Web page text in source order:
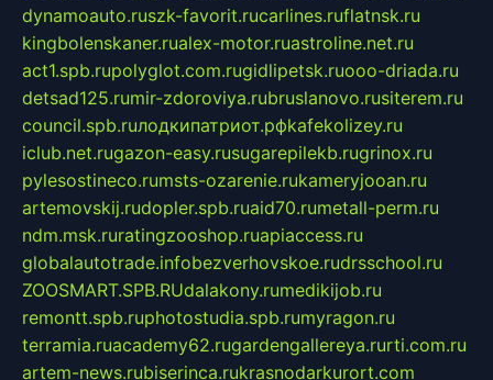
dynamoauto.ruszk-favorit.rucarlines.ruflatnsk.ru
kingbolenskaner.rualex-motor.ruastroline.net.ru
act1.spb.rupolyglot.com.rugidlipetsk.ruooo-driada.ru
detsad125.rumir-zdoroviya.rubruslanovo.rusiterem.ru
council.spb.ruлодкипатриот.рфkafekolizey.ru
iclub.net.rugazon-easy.rusugarepilekb.rugrinox.ru
pylesostineco.rumsts-ozarenie.rukameryjooan.ru
artemovskij.rudopler.spb.ruaid70.rumetall-perm.ru
ndm.msk.ruratingzooshop.ruapiaccess.ru
globalautotrade.infobezverhovskoe.rudrsschool.ru
ZOOSMART.SPB.RUdalakony.rumedikijob.ru
remontt.spb.ruphotostudia.spb.rumyragon.ru
terramia.ruacademy62.rugardengallereya.rurti.com.ru
artem-news.rubiserinca.rukrasnodarkurort.com